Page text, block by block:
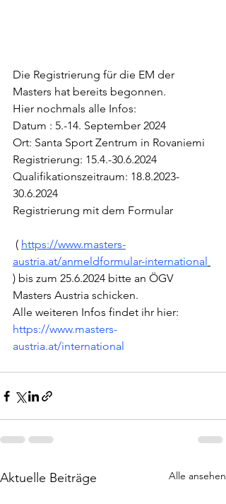
Die Registrierung für die EM der
Masters hat bereits begonnen.
Hier nochmals alle Infos:
Datum : 5.-14. September 2024
Ort: Santa Sport Zentrum in Rovaniemi
Registrierung: 15.4.-30.6.2024
Qualifikationszeitraum: 18.8.2023-
30.6.2024
Registrierung mit dem Formular
( https://www.masters-
austria.at/anmeldformular-international
) bis zum 25.6.2024 bitte an ÖGV
Masters Austria schicken.
Alle weiteren Infos findet ihr hier:
https://www.masters-
austria.at/international
Aktuelle Beiträge Alle ansehen